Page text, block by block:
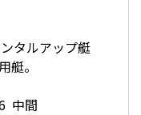
タルアップ艇
艇。
中間